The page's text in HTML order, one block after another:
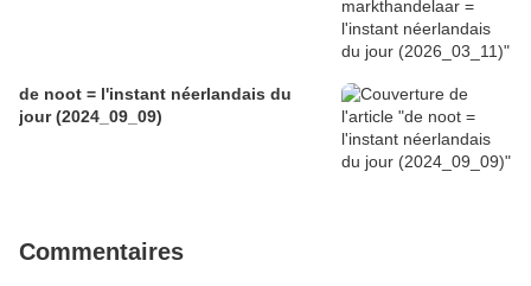
de noot = l'instant néerlandais du
jour (2024_09_09)
Commentaires